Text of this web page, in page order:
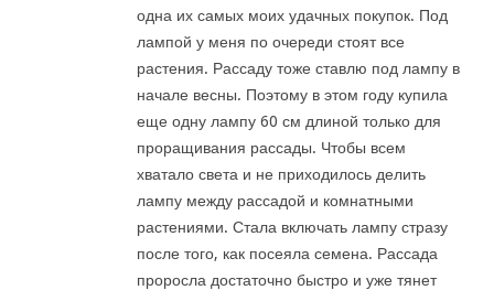
одна их самых моих удачных покупок. Под
лампой у меня по очереди стоят все
растения. Рассаду тоже ставлю под лампу в
начале весны. Поэтому в этом году купила
еще одну лампу 60 см длиной только для
проращивания рассады. Чтобы всем
хватало света и не приходилось делить
лампу между рассадой и комнатными
растениями. Стала включать лампу стразу
после того, как посеяла семена. Рассада
проросла достаточно быстро и уже тянет